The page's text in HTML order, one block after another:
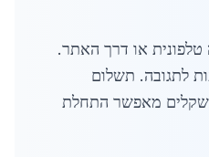
טלפונית או דרך האתר.
של עד 24 שעות לתגובה. תשלום
אחוזים בשקלים מאפשר התחלת